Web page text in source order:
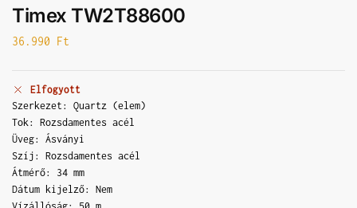
Timex TW2T88600
36.990 Ft
Elfogyott
Szerkezet: Quartz (elem)
Tok: Rozsdamentes acél
Üveg: Ásványi
Szíj: Rozsdamentes acél
Átmérő: 34 mm
Dátum kijelző: Nem